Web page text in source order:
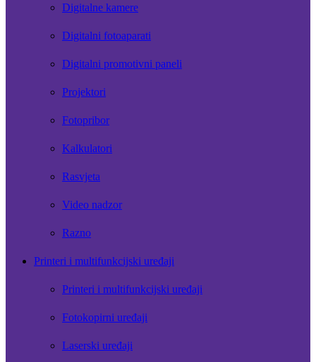
Digitalne kamere
Digitalni fotoaparati
Digitalni promotivni paneli
Projektori
Fotopribor
Kalkulatori
Rasvjeta
Video nadzor
Razno
Printeri i multifunkcijski uređaji
Printeri i multifunkcijski uređaji
Fotokopirni uređaji
Laserski uređaji